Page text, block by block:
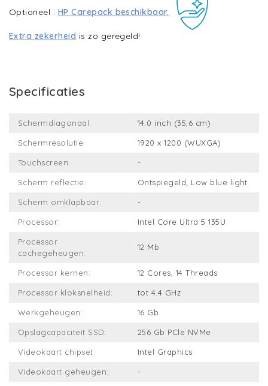
Optioneel : HP Carepack beschikbaar.
Extra zekerheid is zo geregeld!
Specificaties
Schermdiagonaal: 14.0 inch (35,6 cm)
Schermresolutie: 1920 x 1200 (WUXGA)
Touchscreen: -
Scherm reflectie: Ontspiegeld, Low blue light
Scherm omklapbaar: -
Processor: Intel Core Ultra 5 135U
Processor
cachegeheugen:
12 Mb
Processor kernen: 12 Cores, 14 Threads
Processor kloksnelheid: tot 4.4 GHz
Werkgeheugen: 16 Gb
Opslagcapaciteit SSD: 256 Gb PCle NVMe
Videokaart chipset: Intel Graphics
Videokaart geheugen: -